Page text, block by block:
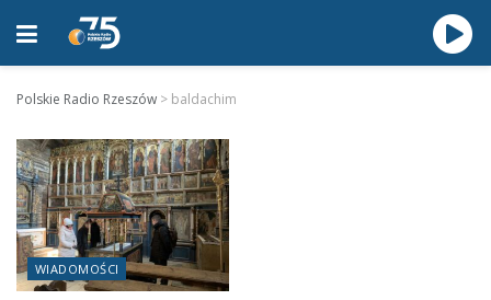
Polskie Radio Rzeszów > baldachim
WIADOMOŚCI